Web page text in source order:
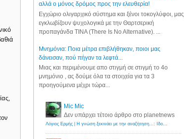
αλλά ο μόνος δρόμος προς την ελευθερία!
Εγχώριο ολιγαρχικό σύστημα και ξένοι τοκογλύφοι, μας
εγκλωβίζουν ψυχολογικά με την Θαρτσερική
προπαγάνδα TINA (There Is No Alternative). ...
Μνημόνια: Ποια μέτρα επιβλήθηκαν, ποιοι μας
δάνεισαν, πού πήγαν τα λεφτά...
Μιας και περιμένουμε απο στιγμή σε στιγμή το 4ο
μνημόνιο , ας δούμε όλα τα στοιχεία για τα 3
προηγούμενα μέχρι τώρα...
Mic Mic
Δεν υπάρχει τέτοιο άρθρο στο planetnews
Λόγιος Ερμής | Η γνώση ξεκινάει με την αναζήτηση...: Ιδού οι 18 που χρωστούν 11 δις ευρώ!